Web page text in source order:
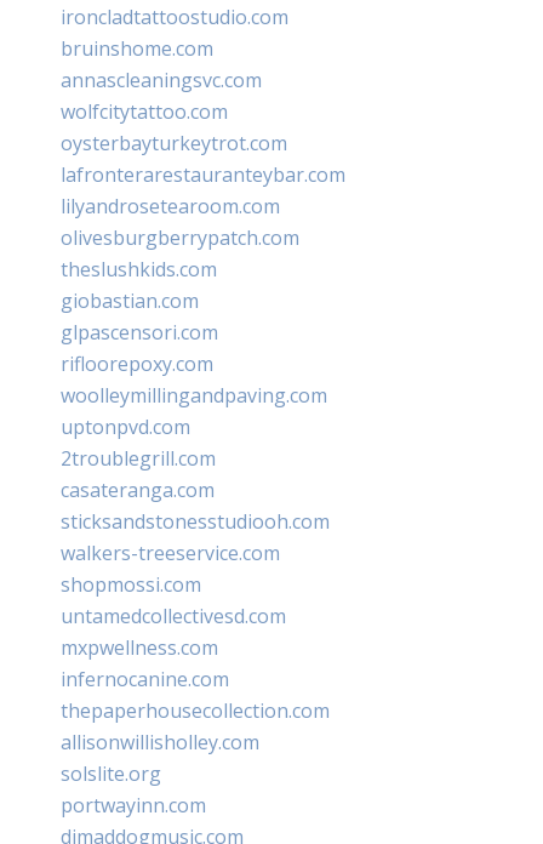
ironcladtattoostudio.com
bruinshome.com
annascleaningsvc.com
wolfcitytattoo.com
oysterbayturkeytrot.com
lafronterarestauranteybar.com
lilyandrosetearoom.com
olivesburgberrypatch.com
theslushkids.com
giobastian.com
glpascensori.com
rifloorepoxy.com
woolleymillingandpaving.com
uptonpvd.com
2troublegrill.com
casateranga.com
sticksandstonesstudiooh.com
walkers-treeservice.com
shopmossi.com
untamedcollectivesd.com
mxpwellness.com
infernocanine.com
thepaperhousecollection.com
allisonwillisholley.com
solslite.org
portwayinn.com
djmaddogmusic.com